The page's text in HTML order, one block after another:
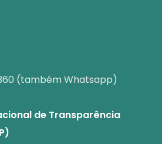
(também Whatsapp)
de Transparência